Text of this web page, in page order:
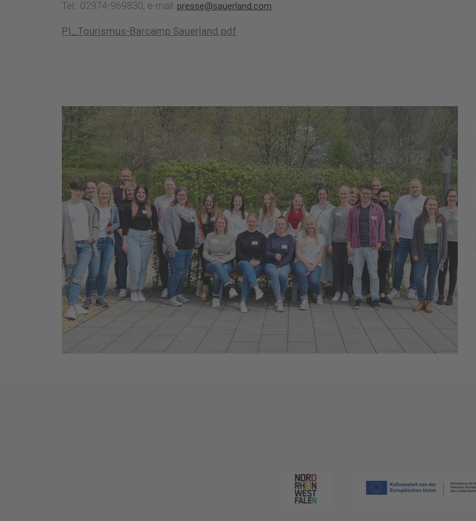
Tel.: 02974-969830, e-mail: presse@sauerland.com
PI_Tourismus-Barcamp Sauerland.pdf